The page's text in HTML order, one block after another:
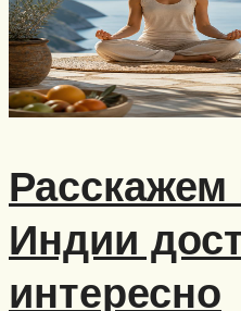
Расскажем
Индии
интересно